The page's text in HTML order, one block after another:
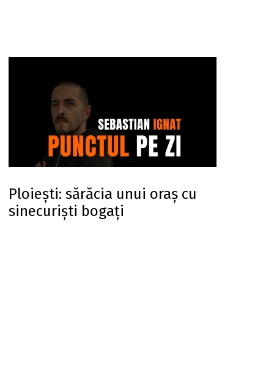
Ploiești: sărăcia unui oraș cu
sinecuriști bogați